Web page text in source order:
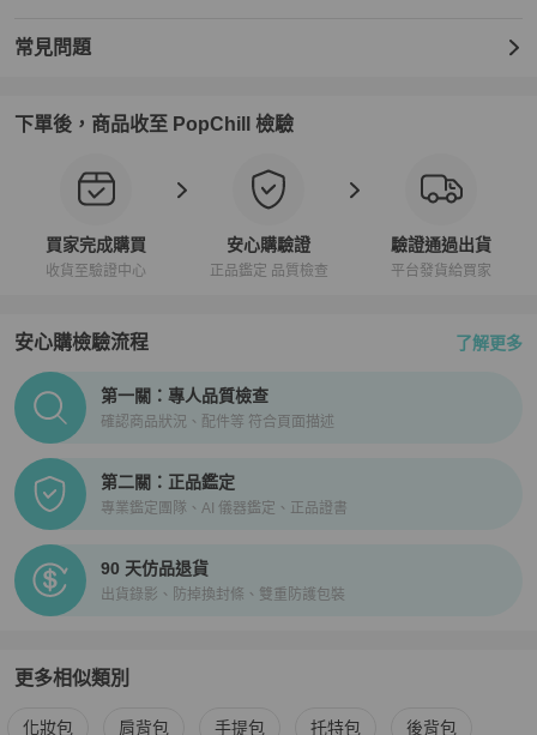
常見問題
下單後，商品收至 PopChill 檢驗
買家完成購買
收貨至驗證中心
安心購驗證
正品鑑定 品質檢查
驗證通過出貨
平台發貨給買家
安心購檢驗流程 了解更多
PopChill拍拍圈正品驗證、安心購檢驗流程介紹
第一關：專人品質檢查
確認商品狀況、配件等 符合頁面描述
第二關：正品鑑定
專業鑑定團隊、AI 儀器鑑定、正品證書
90 天仿品退貨
出貨錄影、防掉換封條、雙重防護包裝
更多相似類別
更多Coach 女包相似商品推薦
化妝包 肩背包 手提包 托特包 後背包